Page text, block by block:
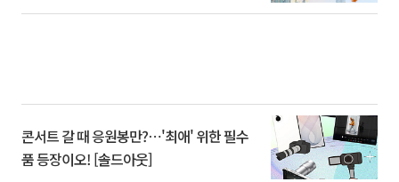
콘서트 갈 때 응원봉만?⋯'최애' 위한 필수
품 등장이오! [솔드아웃]